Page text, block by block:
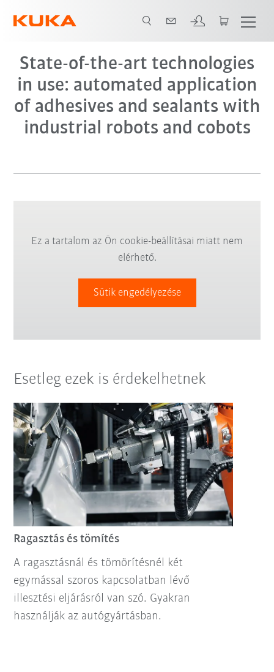
State-of-the-art technologies
in use: automated application
of adhesives and sealants with
industrial robots and cobots
Ez a tartalom az Ön cookie-beállításai miatt nem
elérhető.
Sütik engedélyezése
Esetleg ezek is érdekelhetnek
Ragasztás és tömítés
A ragasztásnál és tömörítésnél két
egymással szoros kapcsolatban lévő
illesztési eljárásról van szó. Gyakran
használják az autógyártásban.